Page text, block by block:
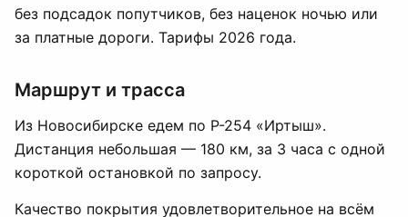
без подсадок попутчиков, без наценок ночью или
за платные дороги. Тарифы 2026 года.
Маршрут и трасса
Из Новосибирске едем по Р-254 «Иртыш».
Дистанция небольшая — 180 км, за 3 часа с одной
короткой остановкой по запросу.
Качество покрытия удовлетворительное на всём